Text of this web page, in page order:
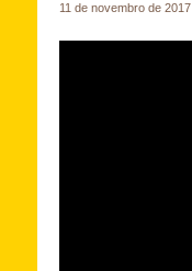
11 de novembro de 2017